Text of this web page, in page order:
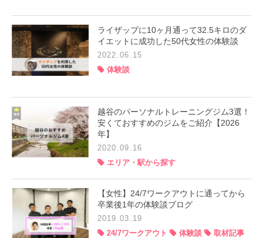
ライザップに10ヶ月通って32.5キロのダ
イエットに成功した50代女性の体験談
2022.06.15
体験談
越谷のパーソナルトレーニングジム3選！
安くておすすめのジムをご紹介【2026
年】
2020.09.16
エリア・駅から探す
【女性】24/7ワークアウトに通ってから
卒業後1年の体験談ブログ
2019.03.19
24/7ワークアウト
体験談 取材記事